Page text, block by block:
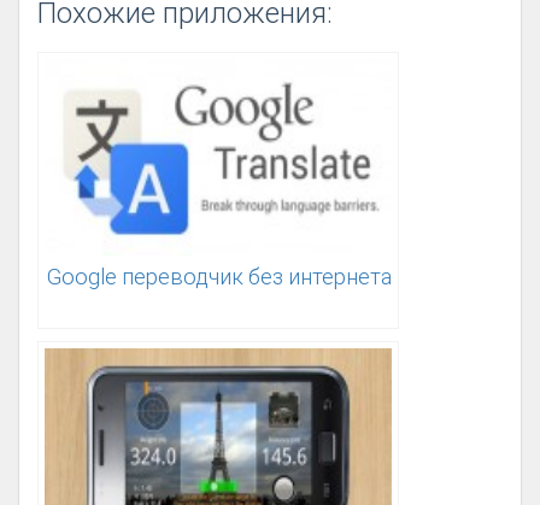
Похожие приложения:
Google переводчик без интернета